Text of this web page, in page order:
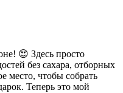
😍 Здесь просто
без сахара, отборных
место, чтобы собрать
Теперь это мой